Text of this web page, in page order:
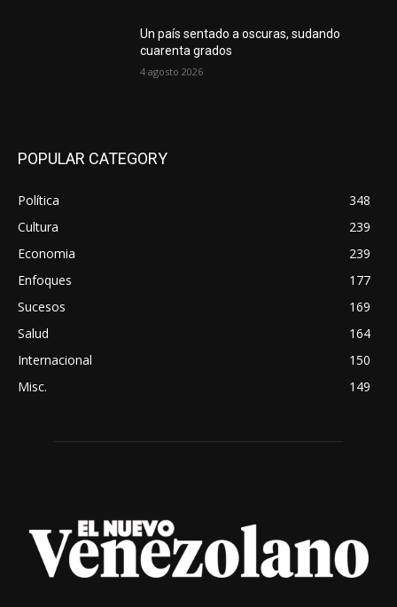
Un país sentado a oscuras, sudando
cuarenta grados
4 agosto 2026
POPULAR CATEGORY
Política
348
Cultura
239
Economia
239
Enfoques
177
Sucesos
169
Salud
164
Internacional
150
Misc.
149